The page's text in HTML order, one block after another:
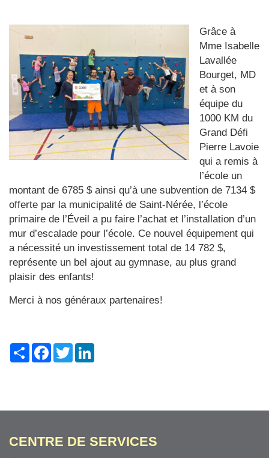
Grâce à
Mme Isabelle
Lavallée
Bourget, MD
et à son
équipe du
1000 KM du
Grand Défi
Pierre Lavoie
qui a remis à
l’école un
montant de 6785 $ ainsi qu’à une subvention de 7134 $
offerte par la municipalité de Saint-Nérée, l’école
primaire de l’Éveil a pu faire l’achat et l’installation d’un
mur d’escalade pour l’école. Ce nouvel équipement qui
a nécessité un investissement total de 14 782 $,
représente un bel ajout au gymnase, au plus grand
plaisir des enfants!
Merci à nos généraux partenaires!
ShareFacebook
Twitter
CENTRE DE SERVICES